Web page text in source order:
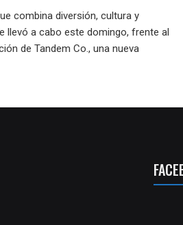
combina diversión, cultura y
llevó a cabo este domingo, frente al
de Tandem Co., una nueva